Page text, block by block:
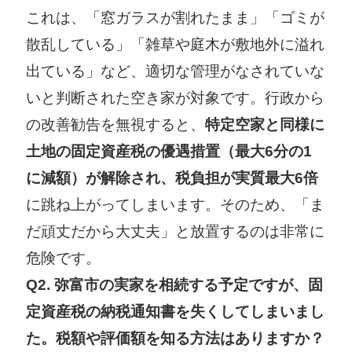
これは、「窓ガラスが割れたまま」「ゴミが
散乱している」「雑草や庭木が敷地外に溢れ
出ている」など、適切な管理がなされていな
いと判断された空き家が対象です。行政から
の改善勧告を無視すると、 特定空家と同様に
土地の固定資産税の優遇措置（最大6分の1
に減額）が解除され、税負担が実質最大6倍
に跳ね上がってしまいます。そのため、「ま
だ頑丈だから大丈夫」と放置するのは非常に
危険です。
Q2. 弥富市の実家を相続する予定ですが、固
定資産税の納税通知書を失くしてしまいまし
た。税額や評価額を知る方法はありますか？